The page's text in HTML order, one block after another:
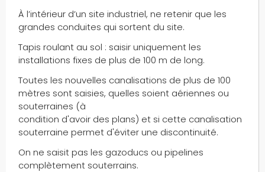
promenades
protections de champs
préfectures
puces
puits
puits d'hydrocarbures
pylônes
pylônes électriques
péages
À l’intérieur d’un site industriel, ne retenir que les
grandes conduites qui sortent du site.
Tapis roulant au sol : saisir uniquement les
installations fixes de plus de 100 m de long.
Toutes les nouvelles canalisations de plus de 100
mètres sont saisies, quelles soient aériennes ou
souterraines (à
condition d'avoir des plans) et si cette canalisation
souterraine permet d'éviter une discontinuité.
On ne saisit pas les gazoducs ou pipelines
complètement souterrains.